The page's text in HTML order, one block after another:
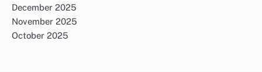
December 2025
November 2025
October 2025